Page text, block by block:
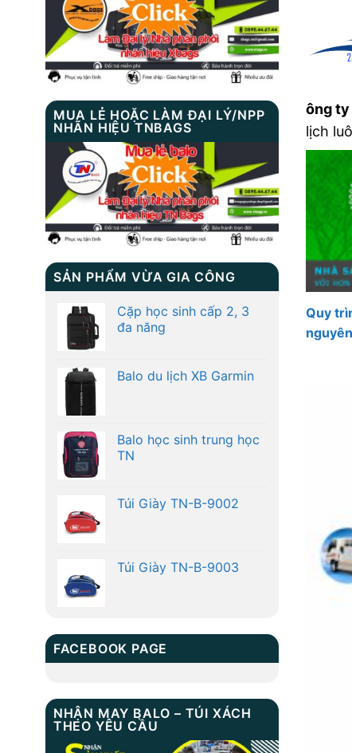
MUA LẺ HOẶC LÀM ĐẠI LÝ/NPP
NHÃN HIỆU TNBAGS
SẢN PHẨM VỪA GIA CÔNG
Cặp học sinh cấp 2, 3
đa năng
Balo du lịch XB Garmin
Balo học sinh trung học
TN
Túi Giày TN-B-9002
Túi Giày TN-B-9003
FACEBOOK PAGE
NHẬN MAY BALO – TÚI XÁCH
THEO YÊU CẦU
ông ty
lịch
Quy
nguyên